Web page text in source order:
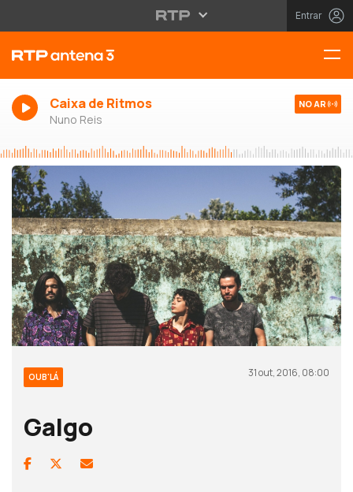
Entrar
Caixa de Ritmos
Nuno Reis
NO AR
OUB'LÁ 31 out, 2016, 08:00
Galgo